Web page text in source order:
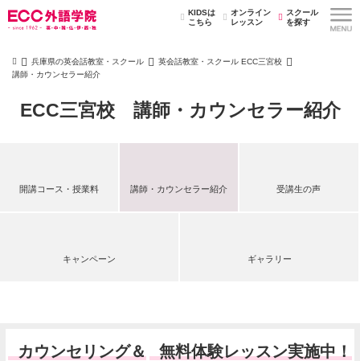
KIDSは
こちら
オンライン
レッスン
スクール
を探す
兵庫県の英会話教室・スクール
英会話教室・スクール ECC三宮校
講師・カウンセラー紹介
ECC三宮校 講師・カウンセラー紹介
開講コース・授業料 講師・カウンセラー紹介 受講生の声
キャンペーン ギャラリー
カウンセリング＆ 無料体験レッスン実施中！